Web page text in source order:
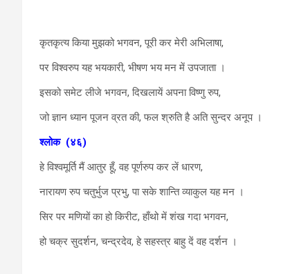
कृतकृत्य किया मुझको भगवन, पूरी कर मेरी अभिलाषा,
पर विश्वरुप यह भयकारी, भीषण भय मन में उपजाता ।
इसको समेट लीजे भगवन, दिखलायें अपना विष्णु रुप,
जो ज्ञान ध्यान पूजन व्रत की, फल श्रुति है अति सुन्दर अनूप ।
श्लोक (४६)
हे विश्वमूर्ति मैं आतुर हूँ, वह पूर्णरुप कर लें धारण,
नारायण रुप चतुर्भुज प्रभु, पा सके शान्ति व्याकुल यह मन ।
सिर पर मणियों का हो किरीट, हाँथो में शंख गदा भगवन,
हो चक्र सुदर्शन, चन्द्रदेव, हे सहस्त्र बाहु दें वह दर्शन ।